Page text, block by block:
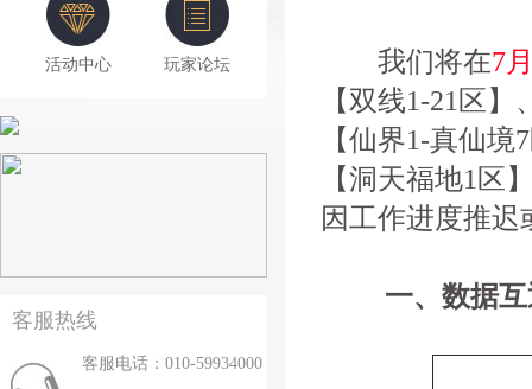
活动中心 玩家论坛
客服热线
客服电话：010-59934000
我们将在7
【双线1-21区
【仙界1-真仙
【洞天福地1区
因工作进度推迟
一、数据